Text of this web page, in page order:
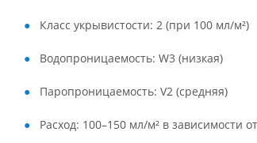
Класс укрывистости: 2 (при 100 мл/м²)
Водопроницаемость: W3 (низкая)
Паропроницаемость: V2 (средняя)
Расход: 100–150 мл/м² в зависимости